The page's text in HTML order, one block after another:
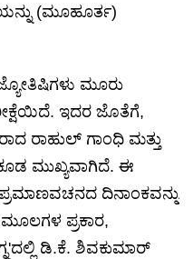
(ಮೂಹೂರ್ತ)
ಜ್ಯೋತಿಷಿಗಳು ಮೂರು
ಇದರ ಜೊತೆಗೆ,
ರಾಹುಲ್ ಗಾಂಧಿ ಮತ್ತು
ಮುಖ್ಯವಾಗಿದೆ. ಈ
ದಿನಾಂಕವನ್ನು
ಪ್ರಕಾರ,
ಡಿ.ಕೆ. ಶಿವಕುಮಾರ್